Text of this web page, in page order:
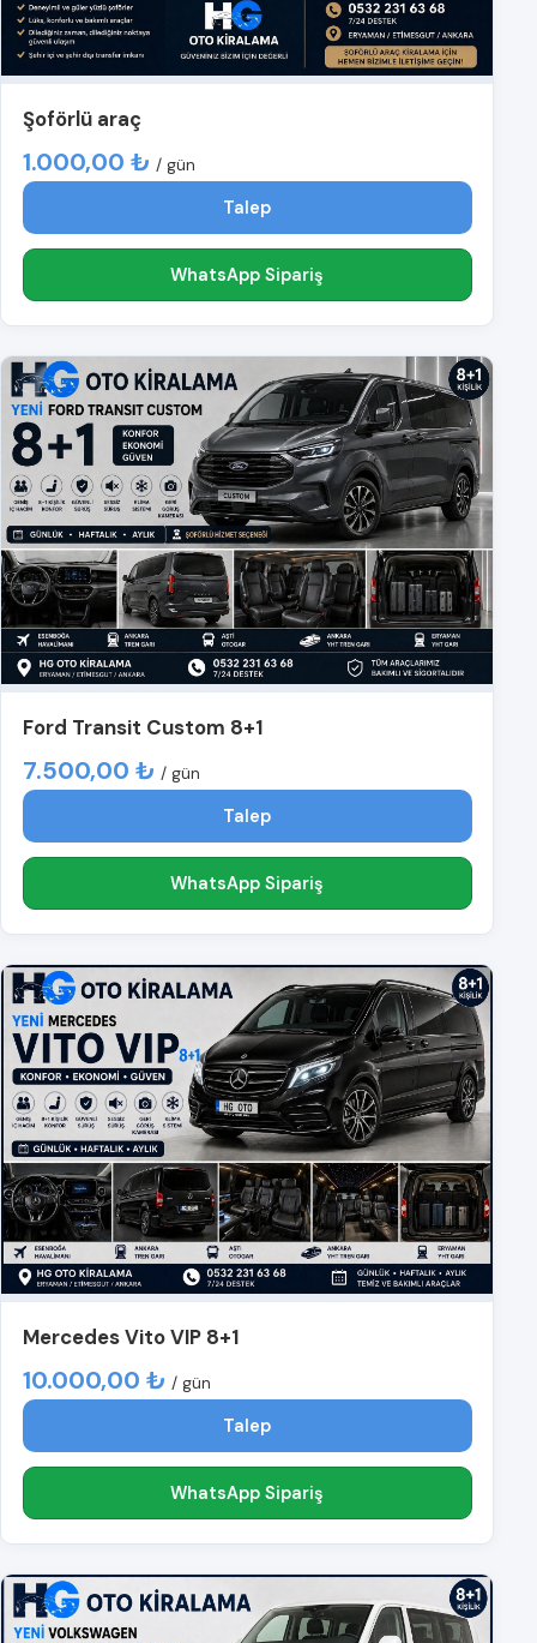
Şoförlü araç
1.000,00 ₺ / gün
Talep
WhatsApp Sipariş
Ford Transit Custom 8+1
7.500,00 ₺ / gün
Talep
WhatsApp Sipariş
Mercedes Vito VIP 8+1
10.000,00 ₺ / gün
Talep
WhatsApp Sipariş